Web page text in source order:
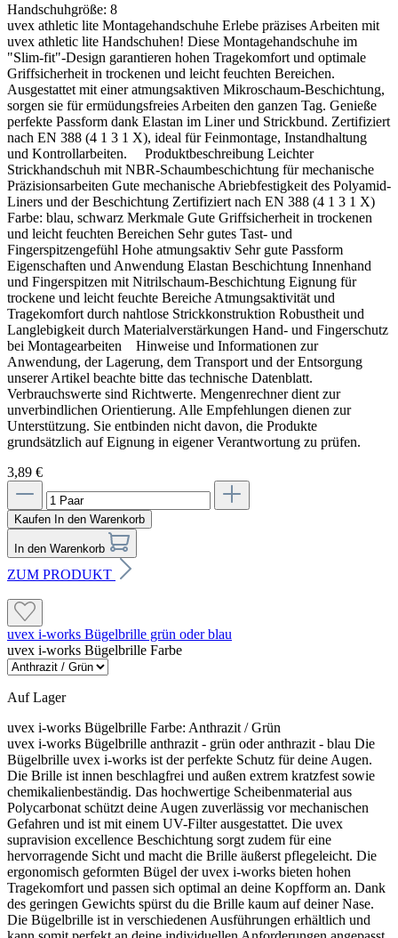
Handschuhgröße: 8
uvex athletic lite Montagehandschuhe Erlebe präzises Arbeiten mit
uvex athletic lite Handschuhen! Diese Montagehandschuhe im
"Slim-fit"-Design garantieren hohen Tragekomfort und optimale
Griffsicherheit in trockenen und leicht feuchten Bereichen.
Ausgestattet mit einer atmungsaktiven Mikroschaum-Beschichtung,
sorgen sie für ermüdungsfreies Arbeiten den ganzen Tag. Genieße
perfekte Passform dank Elastan im Liner und Strickbund. Zertifiziert
nach EN 388 (4 1 3 1 X), ideal für Feinmontage, Instandhaltung
und Kontrollarbeiten. Produktbeschreibung Leichter
Strickhandschuh mit NBR-Schaumbeschichtung für mechanische
Präzisionsarbeiten Gute mechanische Abriebfestigkeit des Polyamid-
Liners und der Beschichtung Zertifiziert nach EN 388 (4 1 3 1 X)
Farbe: blau, schwarz Merkmale Gute Griffsicherheit in trockenen
und leicht feuchten Bereichen Sehr gutes Tast- und
Fingerspitzengefühl Hohe atmungsaktiv Sehr gute Passform
Eigenschaften und Anwendung Elastan Beschichtung Innenhand
und Fingerspitzen mit Nitrilschaum-Beschichtung Eignung für
trockene und leicht feuchte Bereiche Atmungsaktivität und
Tragekomfort durch nahtlose Strickkonstruktion Robustheit und
Langlebigkeit durch Materialverstärkungen Hand- und Fingerschutz
bei Montagearbeiten Hinweise und Informationen zur
Anwendung, der Lagerung, dem Transport und der Entsorgung
unserer Artikel beachte bitte das technische Datenblatt.
Verbrauchswerte sind Richtwerte. Mengenrechner dient zur
unverbindlichen Orientierung. Alle Empfehlungen dienen zur
Unterstützung. Sie entbinden nicht davon, die Produkte
grundsätzlich auf Eignung in eigener Verantwortung zu prüfen.
3,89 €
Kaufen In den Warenkorb
In den Warenkorb
ZUM PRODUKT
uvex i-works Bügelbrille grün oder blau
uvex i-works Bügelbrille Farbe
Auf Lager
uvex i-works Bügelbrille Farbe: Anthrazit / Grün
uvex i-works Bügelbrille anthrazit - grün oder anthrazit - blau Die
Bügelbrille uvex i-works ist der perfekte Schutz für deine Augen.
Die Brille ist innen beschlagfrei und außen extrem kratzfest sowie
chemikalienbeständig. Das hochwertige Scheibenmaterial aus
Polycarbonat schützt deine Augen zuverlässig vor mechanischen
Gefahren und ist mit einem UV-Filter ausgestattet. Die uvex
supravision excellence Beschichtung sorgt zudem für eine
hervorragende Sicht und macht die Brille äußerst pflegeleicht. Die
ergonomisch geformten Bügel der uvex i-works bieten hohen
Tragekomfort und passen sich optimal an deine Kopfform an. Dank
des geringen Gewichts spürst du die Brille kaum auf deiner Nase.
Die Bügelbrille ist in verschiedenen Ausführungen erhältlich und